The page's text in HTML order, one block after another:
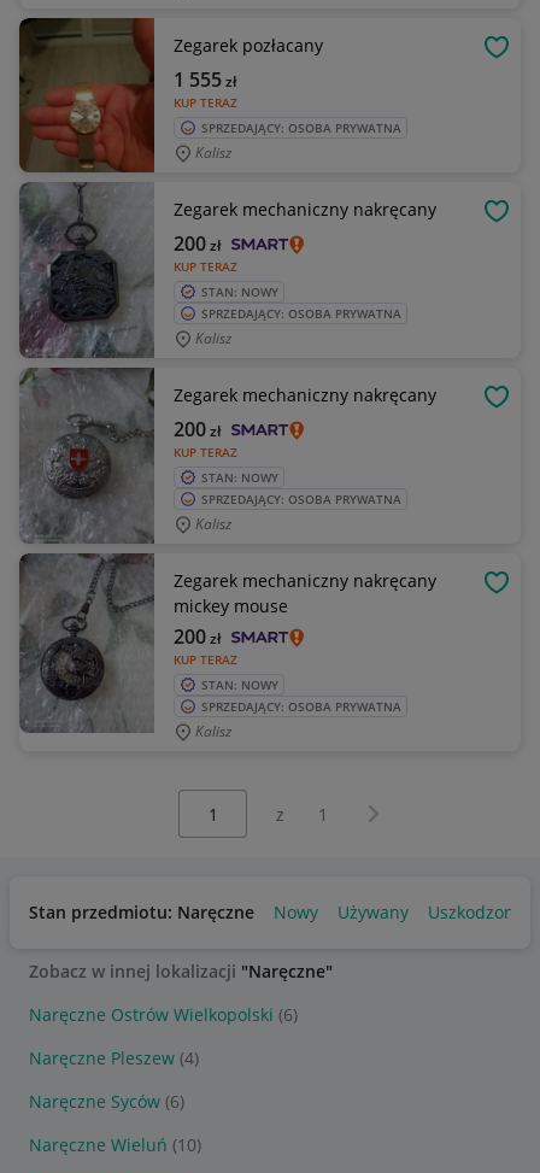
Zegarek pozłacany
KUP TERAZ
1 555zł
SPRZEDAJĄCY: OSOBA PRYWATNA
Kalisz
Zegarek mechaniczny nakręcany
KUP TERAZ
200zł
STAN: NOWY
SPRZEDAJĄCY: OSOBA PRYWATNA
Kalisz
Zegarek mechaniczny nakręcany
KUP TERAZ
200zł
STAN: NOWY
SPRZEDAJĄCY: OSOBA PRYWATNA
Kalisz
Zegarek mechaniczny nakręcany
mickey mouse
KUP TERAZ
200zł
STAN: NOWY
SPRZEDAJĄCY: OSOBA PRYWATNA
Kalisz
z 1 Następna strona
Stan przedmiotu: Naręczne Nowy Używany Uszkodzony
Zobacz w innej lokalizacji "Naręczne"
Naręczne Ostrów Wielkopolski (6)
Naręczne Pleszew (4)
Naręczne Syców (6)
Naręczne Wieluń (10)